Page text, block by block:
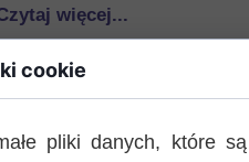
więcej...
Kreta
cookie
pliki danych, które